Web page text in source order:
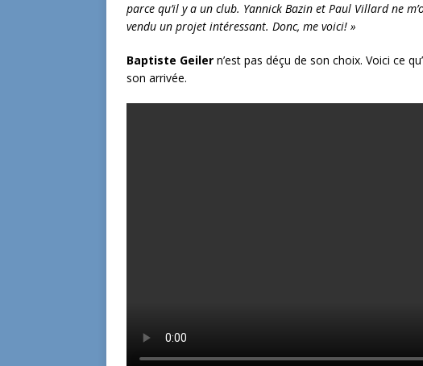
parce qu’il y a un club. Yannick Bazin et Paul Villard ne
vendu un projet intéressant. Donc, me voici! »
Baptiste Geiler n’est pas déçu de son choix. Voici ce
son arrivée.